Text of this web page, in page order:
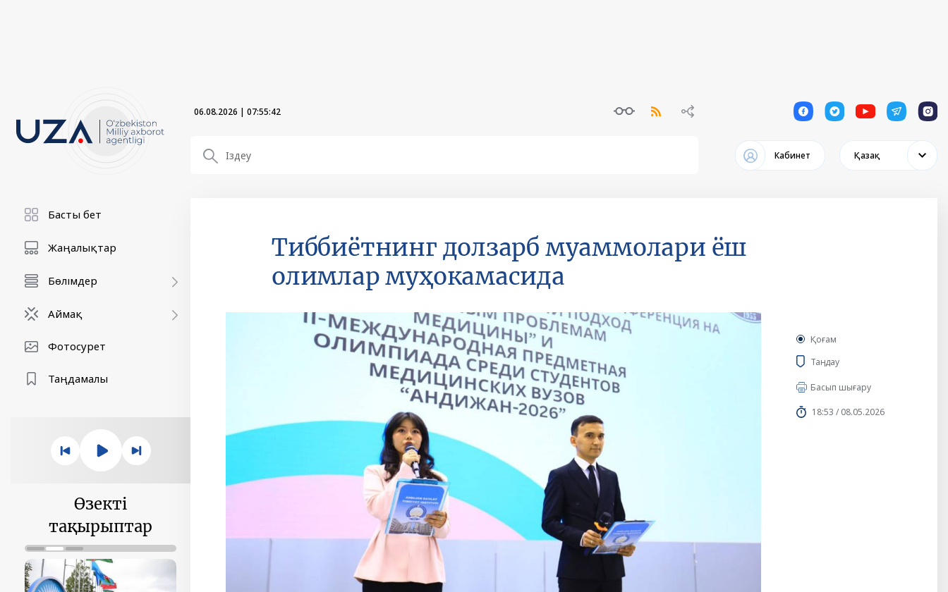
06.08.2026 | 07:55:44 1 1 1 1 1
Кабинет Қазақ
Басты бет
Жаңалықтар
Бөлімдер
Аймақ
Фотосурет
Таңдамалы
Өзекті
тақырыптар
Тиббиётнинг долзарб муаммолари ёш
олимлар муҳокамасида
Қоғам
Таңдау
Басып шығару
18:53 / 08.05.2026